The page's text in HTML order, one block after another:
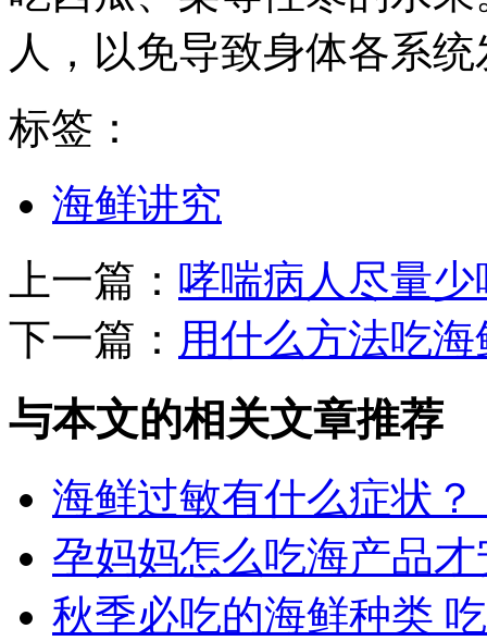
人，以免导致身体各系
标签：
海鲜讲究
上一篇： 哮喘病人尽量少
下一篇： 用什么方法吃
与本文的相关文章推荐
海鲜过敏有什么症状
孕妈妈怎么吃海产品
秋季必吃的海鲜种类